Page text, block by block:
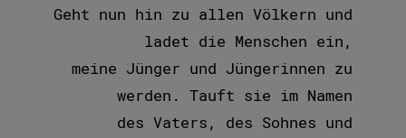
Geht nun hin zu allen Völkern und
ladet die Menschen ein,
meine Jünger und Jüngerinnen zu
werden. Tauft sie im Namen
des Vaters, des Sohnes und